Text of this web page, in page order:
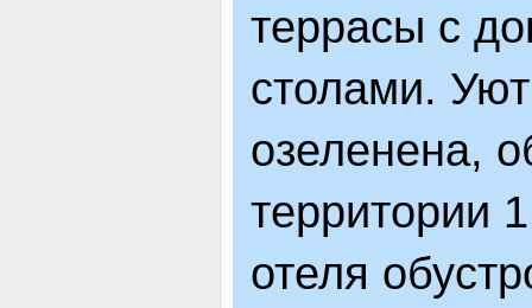
террасы с
столами.
озеленена,
территории
отеля